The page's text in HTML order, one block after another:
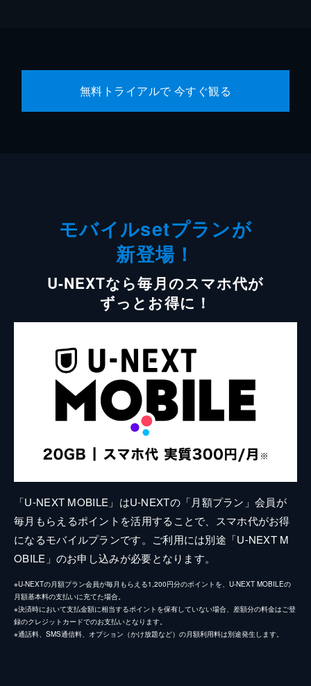
無料トライアルで 今すぐ観る
モバイルsetプランが
新登場！
U-NEXTなら毎月のスマホ代が
ずっとお得に！
「U-NEXT MOBILE」はU-NEXTの「月額プラン」会員が
毎月もらえるポイントを活用することで、スマホ代がお得
になるモバイルプランです。ご利用には別途「U-NEXT M
OBILE」のお申し込みが必要となります。
※U-NEXTの月額プラン会員が毎月もらえる1,200円分のポイントを、U-NEXT MOBILEの
月額基本料の支払いに充てた場合。
※決済時において支払金額に相当するポイントを保有していない場合、差額分の料金はご登
録のクレジットカードでのお支払いとなります。
※通話料、SMS通信料、オプション（かけ放題など）の月額利用料は別途発生します。